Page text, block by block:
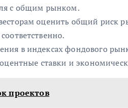
с общим рынком.
оценить общий риск
в индексах фондового
ставки и
проектов